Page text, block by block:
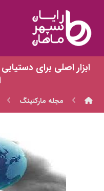
ابزار اصلي براي
مجله مارکتینگ